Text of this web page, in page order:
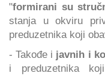
"formirani su
stanja u okviru
preduzetnika koji
- Takođe i javnih i
i preduzetnika